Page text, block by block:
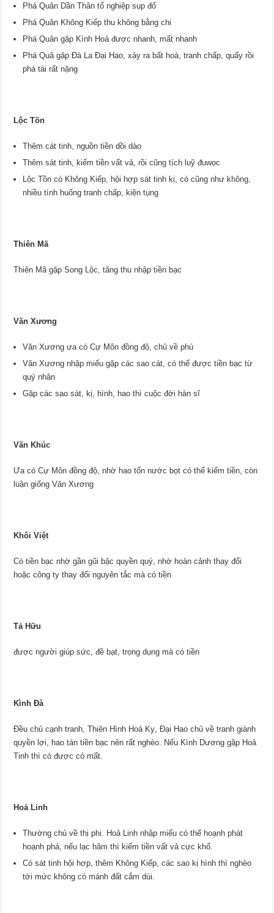
Phá Quân Dần Thân tổ nghiệp sụp đổ
Phá Quân Không Kiếp thu không bằng chi
Phá Quân gặp Kình Hoả được nhanh, mất nhanh
Phá Quâ gặp Đà La Đại Hao, xảy ra bất hoà, tranh chấp, quấy rồi
phá tài rất nặng
Lộc Tồn
Thêm cát tinh, nguồn tiền dồi dào
Thêm sát tinh, kiếm tiền vất vả, rồi cũng tích luỹ đuwọc
Lộc Tồn có Không Kiếp, hội hợp sát tinh kị, có cũng như không,
nhiều tình huống tranh chấp, kiện tụng
Thiên Mã
Thiên Mã gặp Song Lộc, tăng thu nhập tiền bạc
Văn Xương
Văn Xương ưa có Cự Môn đồng độ, chủ về phú
Văn Xương nhập miếu gặp các sao cát, có thể được tiền bạc từ
quý nhân
Gặp các sao sát, kị, hình, hao thì cuộc đời hàn sĩ
Văn Khúc
Ưa có Cự Môn đồng độ, nhờ hao tốn nước bọt có thể kiếm tiền, còn
luận giống Văn Xương
Khôi Việt
Có tiền bạc nhờ gần gũi bậc quyền quý, nhờ hoàn cảnh thay đổi
hoặc công ty thay đổi nguyên tắc mà có tiền
Tả Hữu
được người giúp sức, đề bạt, trọng dụng mà có tiền
Kình Đà
Đều chủ cạnh tranh, Thiên Hình Hoá Kỵ, Đại Hao chủ về tranh giành
quyền lợi, hao tán tiền bạc nên rất nghèo. Nếu Kình Dương gặp Hoả
Tinh thì có được có mất.
Hoả Linh
Thường chủ về thị phi. Hoả Linh nhập miếu có thể hoạnh phát
hoạnh phá, nếu lạc hãm thì kiếm tiền vất vả cực khổ.
Có sát tinh hội hợp, thêm Không Kiếp, các sao kị hình thì nghèo
tới mức không có mảnh đất cắm dùi.